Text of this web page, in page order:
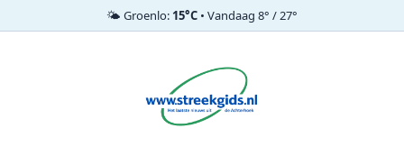
🌤️ Groenlo: 15°C • Vandaag 8° / 27°